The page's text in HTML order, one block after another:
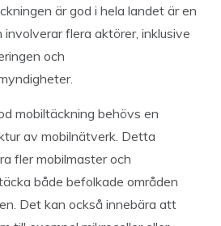
är god i hela landet är en
flera aktörer, inklusive
och
mobiltäckning behövs en
av mobilnätverk. Detta
fler mobilmaster och
både befolkade områden
Det kan också innebära att